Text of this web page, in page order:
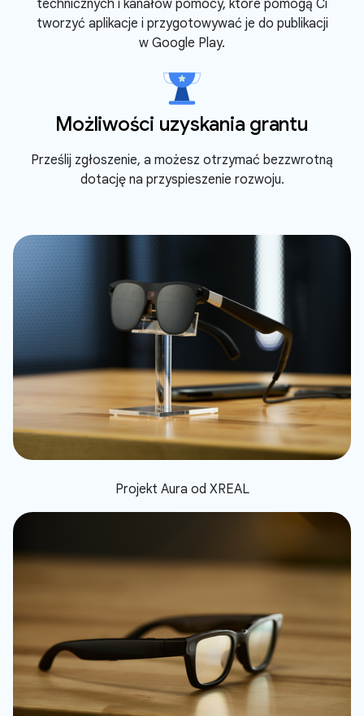
technicznych i kanałów pomocy, które pomogą Ci
tworzyć aplikacje i przygotowywać je do publikacji
w Google Play.
Możliwości uzyskania grantu
Prześlij zgłoszenie, a możesz otrzymać bezzwrotną
dotację na przyspieszenie rozwoju.
Projekt Aura od XREAL